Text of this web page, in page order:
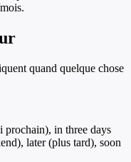
quand quelque chose
in three days
later (plus tard), soon